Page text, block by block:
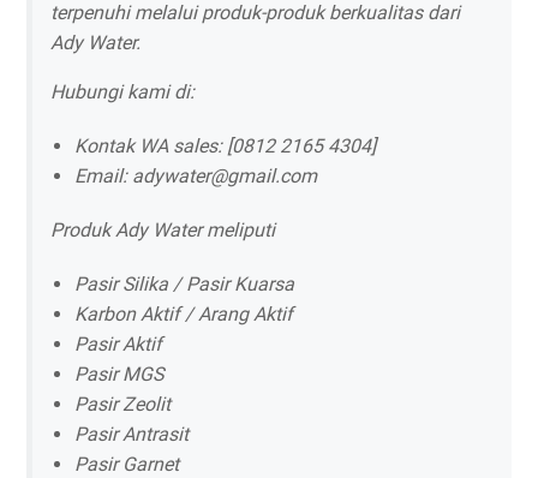
terpenuhi melalui produk-produk berkualitas dari
Ady Water.
Hubungi kami di:
Kontak WA sales: [0812 2165 4304]
Email: adywater@gmail.com
Produk Ady Water meliputi
Pasir Silika / Pasir Kuarsa
Karbon Aktif / Arang Aktif
Pasir Aktif
Pasir MGS
Pasir Zeolit
Pasir Antrasit
Pasir Garnet